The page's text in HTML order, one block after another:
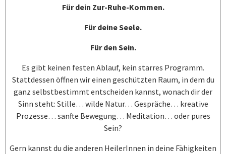
Für dein Zur-Ruhe-Kommen.
Für deine Seele.
Für den Sein.
Es gibt keinen festen Ablauf, kein starres Programm.
Stattdessen öffnen wir einen geschützten Raum, in dem du
ganz selbstbestimmt entscheiden kannst, wonach dir der
Sinn steht: Stille… wilde Natur… Gespräche… kreative
Prozesse… sanfte Bewegung… Meditation… oder pures
Sein?
Gern kannst du die anderen HeilerInnen in deine Fähigkeiten